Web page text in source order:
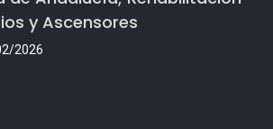
y Ascensores
2026